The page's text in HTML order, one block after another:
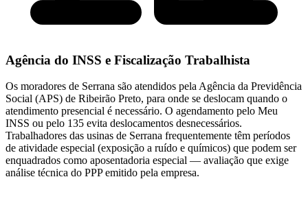
Agência do INSS e Fiscalização Trabalhista
Os moradores de Serrana são atendidos pela Agência da Previdência
Social (APS) de Ribeirão Preto, para onde se deslocam quando o
atendimento presencial é necessário. O agendamento pelo Meu
INSS ou pelo 135 evita deslocamentos desnecessários.
Trabalhadores das usinas de Serrana frequentemente têm períodos
de atividade especial (exposição a ruído e químicos) que podem ser
enquadrados como aposentadoria especial — avaliação que exige
análise técnica do PPP emitido pela empresa.